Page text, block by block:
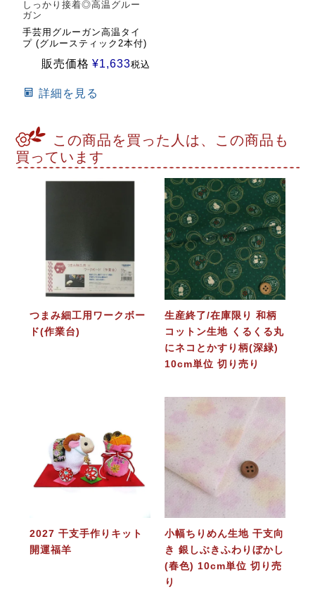
しっかり接着◎高温グルー
ガン
手芸用グルーガン高温タイ
プ (グルースティック2本付)
販売価格 ¥1,633税込
詳細を見る
この商品を買った人は、この商品も
買っています
つまみ細工用ワークボー
ド(作業台)
生産終了/在庫限り 和柄
コットン生地 くるくる丸
にネコとかすり柄(深緑)
10cm単位 切り売り
2027 干支手作りキット
開運福羊
小幅ちりめん生地 干支向
き 銀しぶきふわりぼかし
(春色) 10cm単位 切り売
り